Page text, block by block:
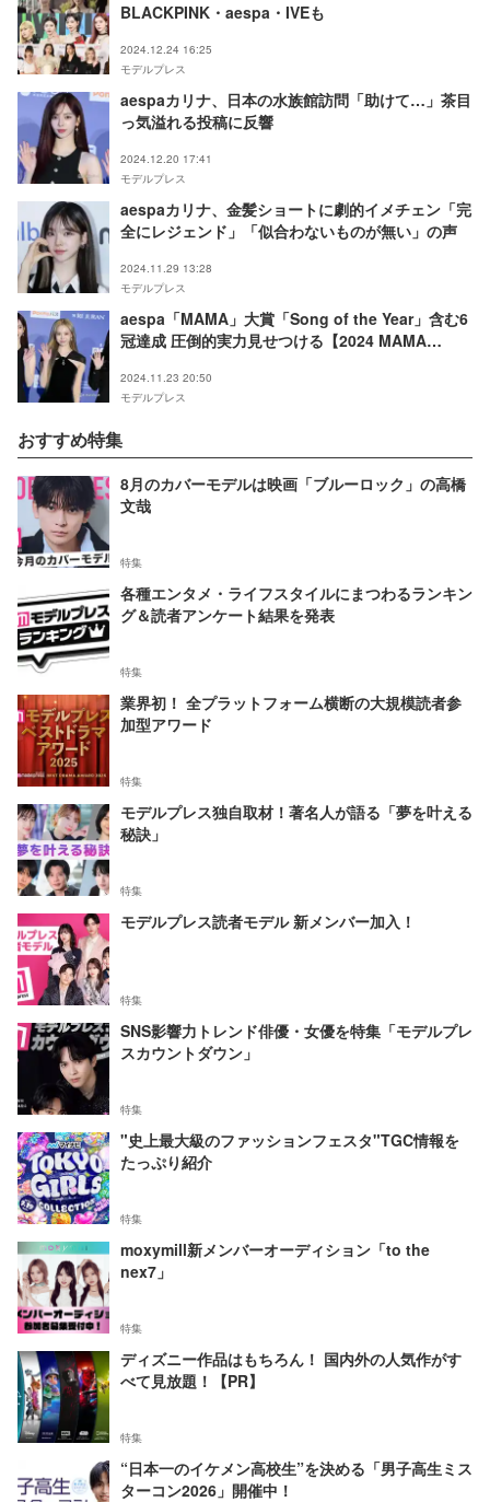
BLACKPINK・aespa・IVEも
2024.12.24 16:25
モデルプレス
aespaカリナ、日本の水族館訪問「助けて…」茶目
っ気溢れる投稿に反響
2024.12.20 17:41
モデルプレス
aespaカリナ、金髪ショートに劇的イメチェン「完
全にレジェンド」「似合わないものが無い」の声
2024.11.29 13:28
モデルプレス
aespa「MAMA」大賞「Song of the Year」含む6
冠達成 圧倒的実力見せつける【2024 MAMA
2024.11.23 20:50
モデルプレス
おすすめ特集
8月のカバーモデルは映画「ブルーロック」の高橋
文哉
特集
各種エンタメ・ライフスタイルにまつわるランキン
グ＆読者アンケート結果を発表
特集
業界初！ 全プラットフォーム横断の大規模読者参
加型アワード
特集
モデルプレス独自取材！著名人が語る「夢を叶える
秘訣」
特集
モデルプレス読者モデル 新メンバー加入！
特集
SNS影響力トレンド俳優・女優を特集「モデルプレ
スカウントダウン」
特集
"史上最大級のファッションフェスタ"TGC情報を
たっぷり紹介
特集
moxymill新メンバーオーディション「to the
nex7」
特集
ディズニー作品はもちろん！ 国内外の人気作がす
べて見放題！【PR】
特集
“日本一のイケメン高校生”を決める「男子高生ミス
ターコン2026」開催中！